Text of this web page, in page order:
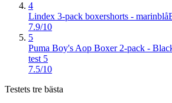
4
Lindex 3-pack boxershorts - marinblå
7.9/10
5
Puma Boy's Aop Boxer 2-pack -
test 5
7.5/10
Testets tre bästa